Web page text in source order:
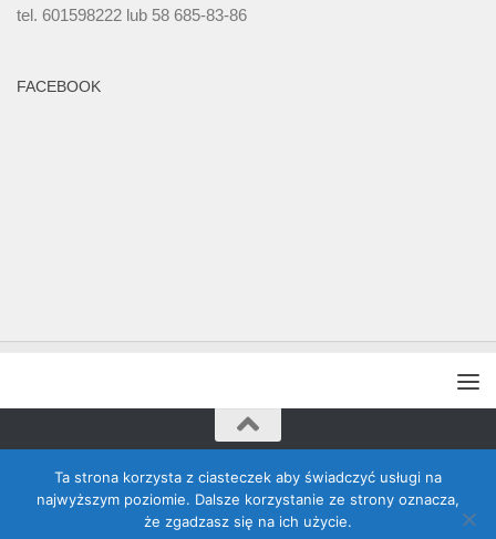
tel. 601598222 lub 58 685-83-86
FACEBOOK
Rada Banino © 2026. Wszelkie prawa zastrzeżone
Ta strona korzysta z ciasteczek aby świadczyć usługi na
najwyższym poziomie. Dalsze korzystanie ze strony oznacza,
że zgadzasz się na ich użycie.